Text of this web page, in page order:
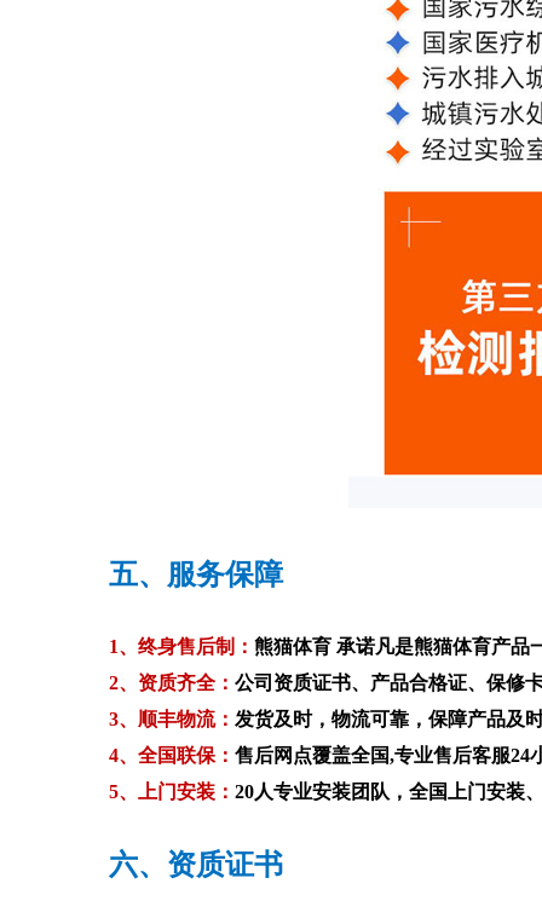
五、服务保障
1、终身售后制： 熊猫体育 承诺凡是熊猫体育产品
2、资质齐全 ： 公司资质证书、产品合格证、保修
3、顺丰物流： 发货及时，物流可靠，保障产品及
4、全国联保： 售后网点覆盖全国,专业售后客服24
5、上门安装： 20人专业安装团队，全国上门安装
六、资质证书